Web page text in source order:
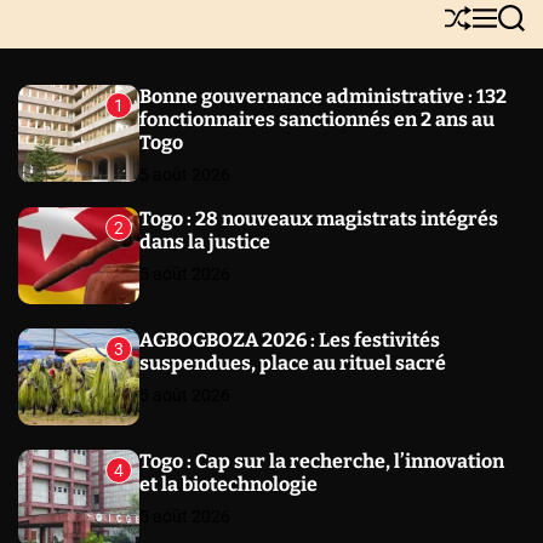
W
S
S
h
l
e
M
e
u
S
e
r
c
1
Bonne gouvernance administrative : 132
fonctionnaires sanctionnés en 2 ans au
Togo
2
Togo : 28 nouveaux magistrats intégrés
dans la justice
3
AGBOGBOZA 2026 : Les festivités
suspendues, place au rituel sacré
4
Togo : Cap sur la recherche, l’innovation
et la biotechnologie